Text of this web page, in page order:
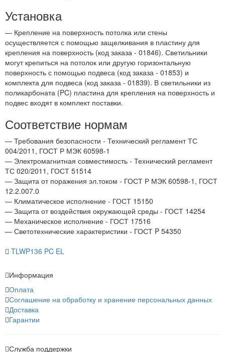
Установка
— Крепление на поверхность потолка или стены
осуществляется с помощью защелкивания в пластину для
крепления на поверхность (код заказа - 01846). Светильники
могут крепиться на потолок или другую горизонтальную
поверхность с помощью подвеса (код заказа - 01853) и
комплекта для подвеса (код заказа - 01839). В светильники из
поликарбоната (PC) пластина для крепления на поверхность и
подвес входят в комплект поставки.
Соответствие нормам
— Требования безопасности - Технический регламент ТС
004/2011, ГОСТ Р МЭК 60598-1
— Электромагнитная совместимость - Технический регламент
ТС 020/2011, ГОСТ 51514
— Защита от поражения эл.током - ГОСТ Р МЭК 60598-1, ГОСТ
12.2.007.0
— Климатическое исполнение - ГОСТ 15150
— Защита от воздействия окружающей среды - ГОСТ 14254
— Механическое исполнение - ГОСТ 17516
— Светотехнические характеристики - ГОСТ P 54350
TLWP136 PC EL
Информация
Оплата
Соглашение на обработку и хранение персональных данных
Доставка
Гарантии
Служба поддержки